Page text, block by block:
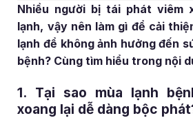
Nhiều người bị tái phát viêm
lạnh, vậy nên làm gì để cải
lạnh để không ảnh hưởng đến
bệnh? Cùng tìm hiểu trong nội
1. Tại sao mùa lạnh
xoang lại dễ dàng bộc